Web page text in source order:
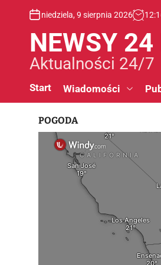
niedziela, 9 sierpnia 2026 12:
NEWSY 24
Aktualności 24/7
Start Wiadomości
POGODA